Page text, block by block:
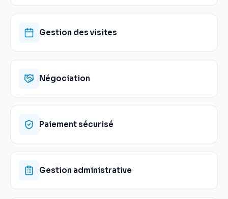
Gestion des visites
Négociation
Paiement sécurisé
Gestion administrative